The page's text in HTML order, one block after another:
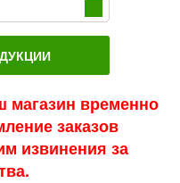
временно
заказов
извинения за